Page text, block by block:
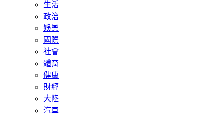
生活
政治
娛樂
國際
社會
體育
健康
財經
大陸
汽車